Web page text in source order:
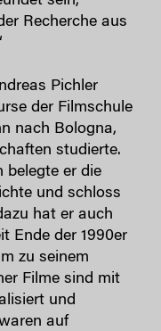
Recherche aus
Pichler
der Filmschule
nach Bologna,
studierte.
belegte er die
und schloss
hat er auch
Ende der 1990er
zu seinem
Filme sind mit
und
auf